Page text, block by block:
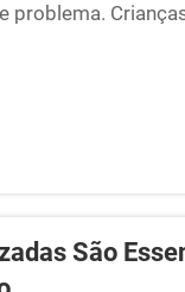
problema.
isso que as
sm...
São